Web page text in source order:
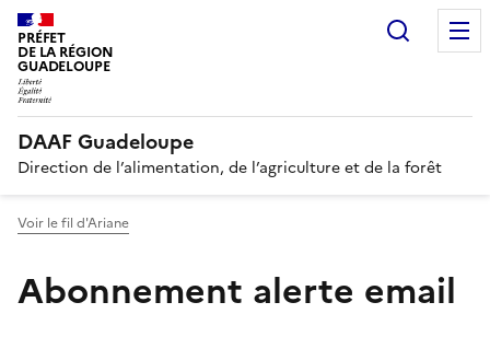
PRÉFET
DE LA RÉGION
GUADELOUPE
DAAF Guadeloupe
Direction de l’alimentation, de l’agriculture et de la forêt
Voir le fil d'Ariane
Abonnement alerte email